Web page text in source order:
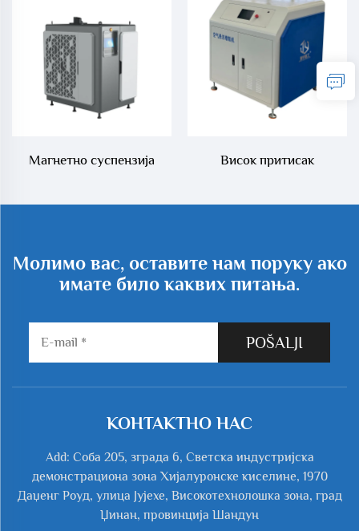
Магнетно суспензија
електрични извор
тип ОЕМ
Висок притисак
суспензијски душилица са
материјал
Молимо вас, оставите нам поруку ако
имате било каквих питања.
POŠALJI
КОНТАКТНО НАС
Add: Соба 205, зграда 6, Светска индустријска
демонстрациона зона Хијалуронске киселине, 1970
Даџенг Роуд, улица Јујехе, Високотехнолошка зона, град
Џинан, провинција Шандун